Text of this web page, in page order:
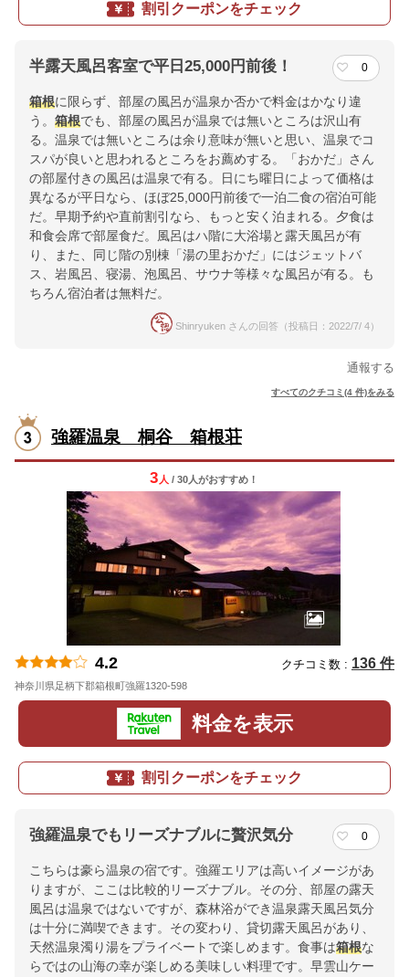
割引クーポンをチェック
半露天風呂客室で平日25,000円前後！ 0
箱根に限らず、部屋の風呂が温泉か否かで料金はかなり違
う。 箱根でも、部屋の風呂が温泉では無いところは沢山有
る。温泉では無いところは余り意味が無いと思い、温泉でコ
スパが良いと思われるところをお薦めする。「おかだ」さん
の部屋付きの風呂は温泉で有る。日にち曜日によって価格は
異なるが平日なら、ほぼ25,000円前後で一泊二食の宿泊可能
だ。早期予約や直前割引なら、もっと安く泊まれる。夕食は
和食会席で部屋食だ。風呂はハ階に大浴場と露天風呂が有
り、また、同じ階の別棟「湯の里おかだ」にはジェットバ
ス、岩風呂、寝湯、泡風呂、サウナ等様々な風呂が有る。も
ちろん宿泊者は無料だ。
Shinryuken さんの回答（投稿日：2022/7/ 4）
通報する
すべてのクチコミ(4 件)をみる
強羅温泉 桐谷 箱根荘
3 人 / 30人がおすすめ！
4.2 クチコミ数 : 136 件
神奈川県足柄下郡箱根町強羅1320-598
料金を表示
割引クーポンをチェック
強羅温泉でもリーズナブルに贅沢気分 0
こちらは豪ら温泉の宿です。強羅エリアは高いイメージがあ
りますが、ここは比較的リーズナブル。その分、部屋の露天
風呂は温泉ではないですが、森林浴ができ温泉露天風呂気分
は十分に満喫できます。その変わり、貸切露天風呂があり、
天然温泉濁り湯をプライベートで楽しめます。食事は箱根な
らではの山海の幸が楽しめる美味しい料理です。早雲山ケー